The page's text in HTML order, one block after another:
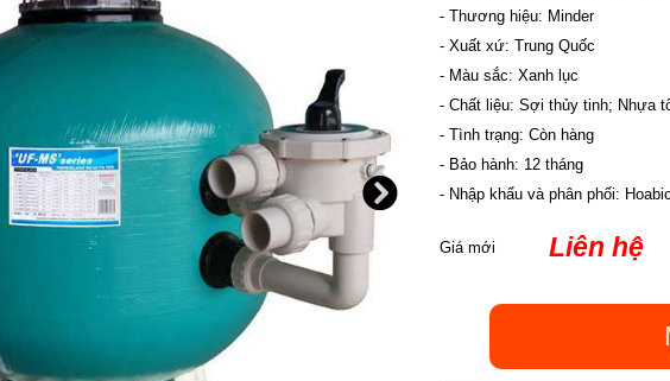
- Thương hiệu: Minder
- Xuất xứ: Trung Quốc
- Màu sắc: Xanh lục
- Chất liệu: Sợi thủy tinh; Nhựa
- Tình trạng: Còn hàng
- Bảo hành: 12 tháng
- Nhập khẩu và phân phối:
Giá mới Liên hệ